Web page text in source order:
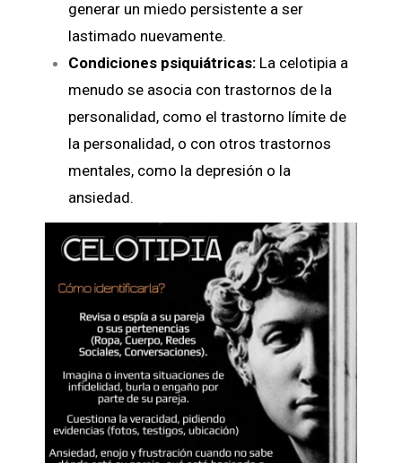
generar un miedo persistente a ser
lastimado nuevamente.
Condiciones psiquiátricas: La celotipia a
menudo se asocia con trastornos de la
personalidad, como el trastorno límite de
la personalidad, o con otros trastornos
mentales, como la depresión o la
ansiedad.